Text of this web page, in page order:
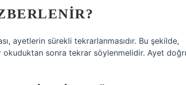
ayetlerin sürekli tekrarlanmasıdır. Bu şekilde,
sonra tekrar söylenmelidir. Ayet